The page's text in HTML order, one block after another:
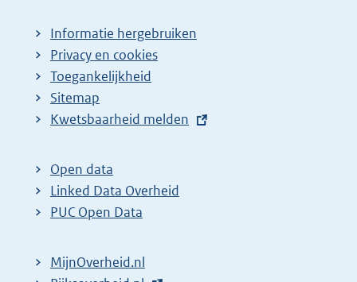
Informatie hergebruiken
Privacy en cookies
Toegankelijkheid
Sitemap
E
t
e
r
l
Kwetsbaarheid melden
Open data
Linked Data Overheid
PUC Open Data
MijnOverheid.nl